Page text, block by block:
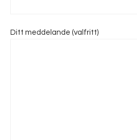
Ditt meddelande (valfritt)